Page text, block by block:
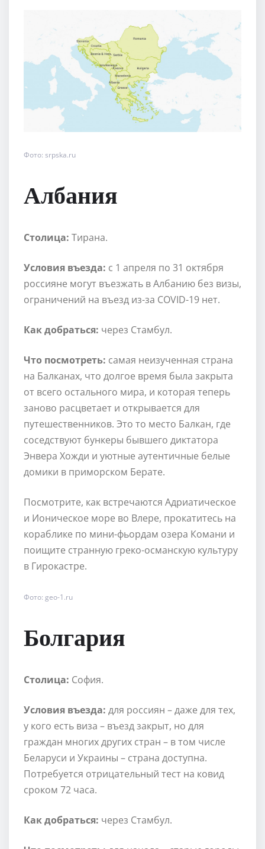
Фото: srpska.ru
Албания
Столица: Тирана.
Условия въезда: с 1 апреля по 31 октября
россияне могут въезжать в Албанию без визы,
ограничений на въезд из-за COVID-19 нет.
Как добраться: через Стамбул.
Что посмотреть: самая неизученная страна
на Балканах, что долгое время была закрыта
от всего остального мира, и которая теперь
заново расцветает и открывается для
путешественников. Это то место Балкан, где
соседствуют бункеры бывшего диктатора
Энвера Хожди и уютные аутентичные белые
домики в приморском Берате.
Посмотрите, как встречаются Адриатическое
и Ионическое море во Влере, прокатитесь на
кораблике по мини-фьордам озера Комани и
поищите странную греко-османскую культуру
в Гирокастре.
Фото: geo-1.ru
Болгария
Столица: София.
Условия въезда: для россиян – даже для тех,
у кого есть виза – въезд закрыт, но для
граждан многих других стран – в том числе
Беларуси и Украины – страна доступна.
Потребуется отрицательный тест на ковид
сроком 72 часа.
Как добраться: через Стамбул.